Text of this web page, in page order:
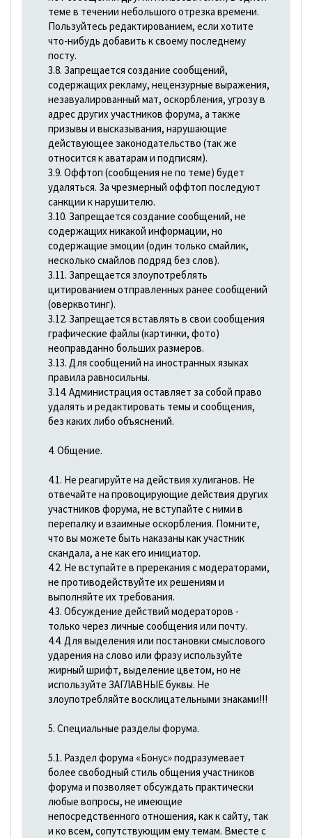
теме в течении небольшого отрезка времени.
Пользуйтесь редактированием, если хотите
что-нибудь добавить к своему последнему
посту.
3.8. Запрещается создание сообщений,
содержащих рекламу, нецензурные выражения,
незавуалированный мат, оскорбления, угрозу в
адрес других участников форума, а также
призывы и высказывания, наpyшающие
действующее законодательство (так же
относится к аватарам и подписям).
3.9. Оффтоп (сообщения не по теме) будет
удаляться. За чрезмерный оффтоп последуют
санкции к нарушителю.
3.10. Запрещается создание сообщений, не
содержащих никакой информации, но
содержащие эмоции (один только смайлик,
несколько смайлов подряд без слов).
3.11. Запрещается злоупотреблять
цитированием отправленных ранее сообщений
(оверквотинг).
3.12. Запрещается вставлять в свои сообщения
графические файлы (картинки, фото)
неоправданно больших размеров.
3.13. Для сообщений на иностранных языках
правила равносильны.
3.14. Администрация оставляет за собой право
удалять и редактировать темы и сообщения,
без каких либо объяснений.
4. Общение.
4.1. Не реагируйте на действия хулиганов. Не
отвечайте на провоцирующие действия других
участников форума, не вступайте с ними в
перепалку и взаимные оскорбления. Помните,
что вы можете быть наказаны как участник
скандала, а не как его инициатор.
4.2. Не вступайте в пререкания с модераторами,
не противодействуйте их решениям и
выполняйте их требования.
4.3. Обсуждение действий модераторов -
только через личные сообщения или почту.
4.4. Для выделения или постановки смыслового
ударения на слово или фразу используйте
жирный шрифт, выделение цветом, но не
используйте ЗАГЛАВНЫЕ буквы. Не
злоупотребляйте восклицательными знаками!!!
5. Специальные разделы форума.
5.1. Раздел форума «Бонус» подразумевает
более свободный стиль общения участников
форума и позволяет обсуждать практически
любые вопросы, не имеющие
непосредственного отношения, как к сайту, так
и ко всем, сопутствующим ему темам. Вместе с